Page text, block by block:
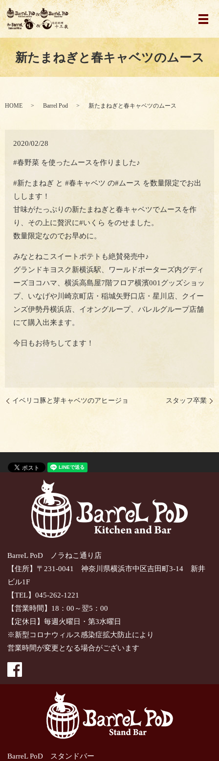
メ
新たまねぎと春キャベツのムース
HOME Barrel Pod 新たまねぎと春キャベツのムース
2020/02/28
#春野菜 を使ったムースを作りました♪
#新たまねぎ と #春キャベツ の#ムース を数量限定でお出
しします！
甘味がたっぷりの新たまねぎと春キャベツでムースを作
り、その上に贅沢に#いくら をのせました。
数量限定なのでお早めに。
みなとねこスイートポテトも絶賛発売中♪
グランドキヨスク新横浜駅、ワールドポーターズ内グディ
ーズヨコハマ、横浜高島屋7階フロア横濱001グッズショッ
プ、いなげや川崎京町店・稲城矢野口店・星川店、クイー
ンズ伊勢丹横浜店、イオングループ、バレルグループ店舗
にて購入出来ます。
今日もお待ちしてます！
イベリコ豚と芽キャベツのアヒージョ スタッフ卒業
BarreL PoD ノラねこ通り店
【住所】〒231-0041 神奈川県横浜市中区吉田町3-14 新井
ビル1F
【TEL】045-262-1221
【営業時間】18：00～翌5：00
【定休日】毎週火曜日・第3水曜日
※新型コロナウィルス感染症拡大防止により
営業時間が変更となる場合がございます
BarreL PoD スタンドバー